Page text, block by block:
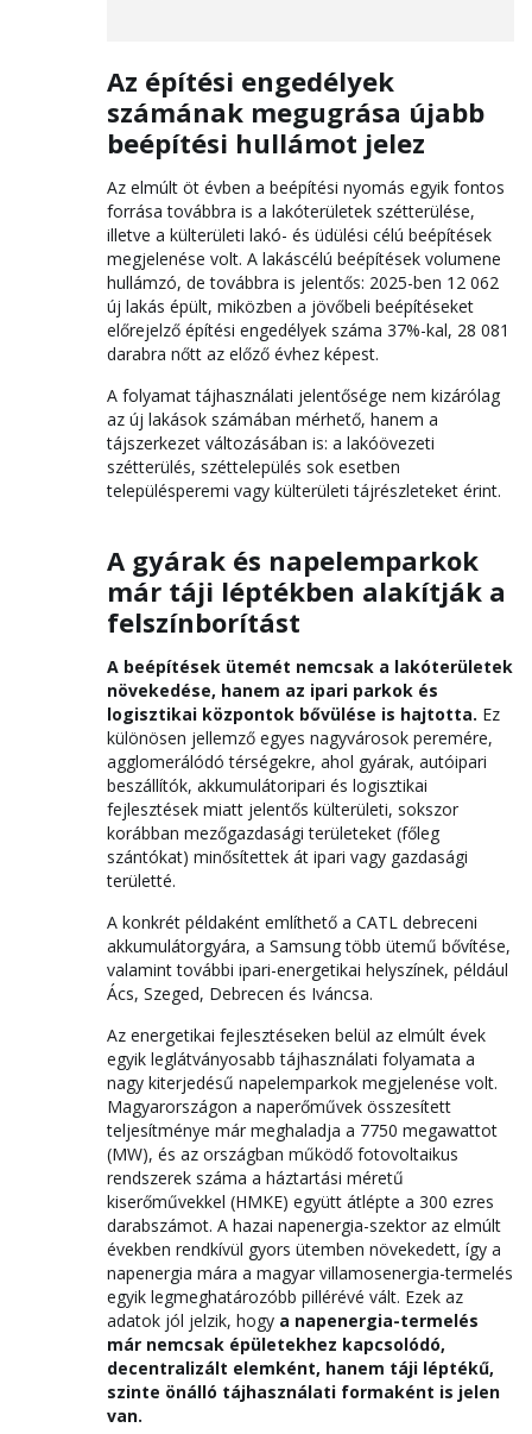
Az építési engedélyek
számának megugrása újabb
beépítési hullámot jelez
Az elmúlt öt évben a beépítési nyomás egyik fontos
forrása továbbra is a lakóterületek szétterülése,
illetve a külterületi lakó- és üdülési célú beépítések
megjelenése volt. A lakáscélú beépítések volumene
hullámzó, de továbbra is jelentős: 2025-ben 12 062
új lakás épült, miközben a jövőbeli beépítéseket
előrejelző építési engedélyek száma 37%-kal, 28 081
darabra nőtt az előző évhez képest.
A folyamat tájhasználati jelentősége nem kizárólag
az új lakások számában mérhető, hanem a
tájszerkezet változásában is: a lakóövezeti
szétterülés, széttelepülés sok esetben
településperemi vagy külterületi tájrészleteket érint.
A gyárak és napelemparkok
már táji léptékben alakítják a
felszínborítást
A beépítések ütemét nemcsak a lakóterületek
növekedése, hanem az ipari parkok és
logisztikai központok bővülése is hajtotta. Ez
különösen jellemző egyes nagyvárosok peremére,
agglomerálódó térségekre, ahol gyárak, autóipari
beszállítók, akkumulátoripari és logisztikai
fejlesztések miatt jelentős külterületi, sokszor
korábban mezőgazdasági területeket (főleg
szántókat) minősítettek át ipari vagy gazdasági
területté.
A konkrét példaként említhető a CATL debreceni
akkumulátorgyára, a Samsung több ütemű bővítése,
valamint további ipari-energetikai helyszínek, például
Ács, Szeged, Debrecen és Iváncsa.
Az energetikai fejlesztéseken belül az elmúlt évek
egyik leglátványosabb tájhasználati folyamata a
nagy kiterjedésű napelemparkok megjelenése volt.
Magyarországon a naperőművek összesített
teljesítménye már meghaladja a 7750 megawattot
(MW), és az országban működő fotovoltaikus
rendszerek száma a háztartási méretű
kiserőművekkel (HMKE) együtt átlépte a 300 ezres
darabszámot. A hazai napenergia-szektor az elmúlt
években rendkívül gyors ütemben növekedett, így a
napenergia mára a magyar villamosenergia-termelés
egyik legmeghatározóbb pillérévé vált. Ezek az
adatok jól jelzik, hogy a napenergia-termelés
már nemcsak épületekhez kapcsolódó,
decentralizált elemként, hanem táji léptékű,
szinte önálló tájhasználati formaként is jelen
van.